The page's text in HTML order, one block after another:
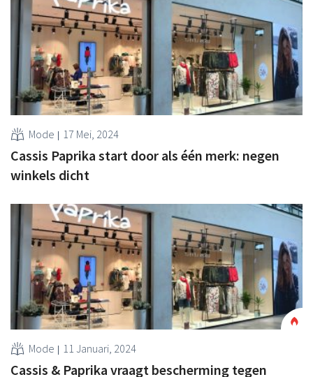
Mode 17 Mei, 2024
Cassis Paprika start door als één merk: negen
winkels dicht
Mode 11 Januari, 2024
Cassis & Paprika vraagt bescherming tegen